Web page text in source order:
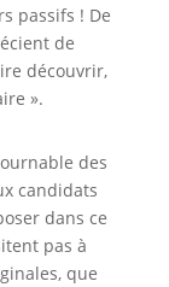
passifs ! De
de
découvrir,
».
des
candidats
dans ce
pas à
que